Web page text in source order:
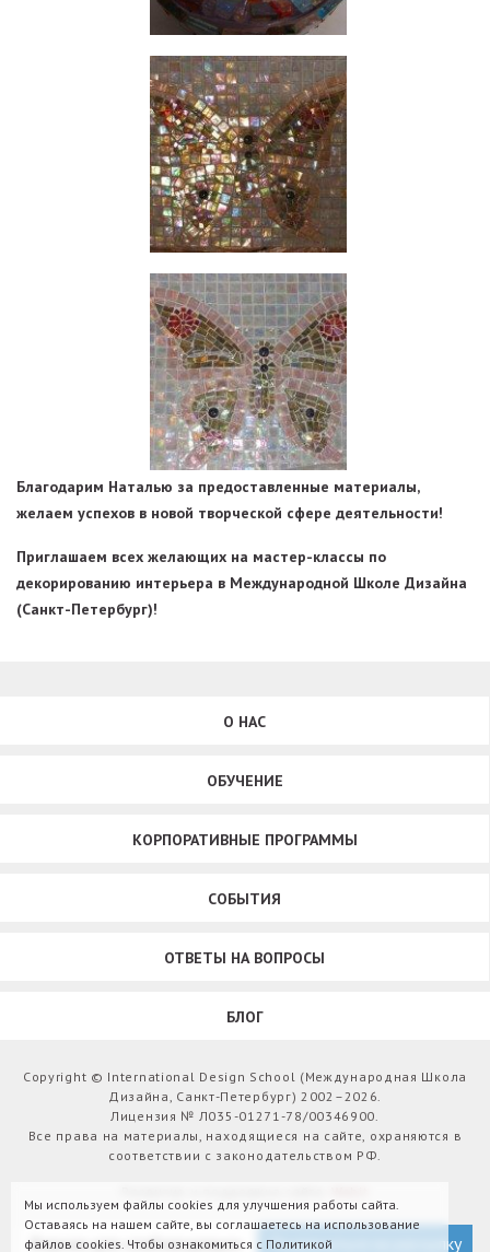
Благодарим Наталью за предоставленные материалы,
желаем успехов в новой творческой сфере деятельности!
Приглашаем всех желающих на мастер-классы по
декорированию интерьера в Международной Школе Дизайна
(Санкт-Петербург)!
О НАС
ОБУЧЕНИЕ
КОРПОРАТИВНЫЕ ПРОГРАММЫ
СОБЫТИЯ
ОТВЕТЫ НА ВОПРОСЫ
БЛОГ
Copyright © International Design School (Международная Школа
Дизайна, Санкт-Петербург) 2002–2026.
Лицензия № Л035-01271-78/00346900.
Все права на материалы, находящиеся на сайте, охраняются в
соответствии с законодательством РФ.
Версия для слабовидящих Подписаться на рассылку
Мы используем файлы cookies для улучшения работы сайта.
Оставаясь на нашем сайте, вы соглашаетесь на использование
файлов cookies. Чтобы ознакомиться с Политикой